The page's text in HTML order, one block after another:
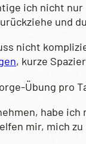
ich nicht
und
nicht
, kurze
Übung pro
habe
mir, mich